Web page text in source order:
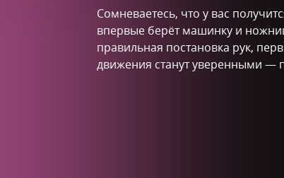
Сомневаетесь, что у вас
впервые берёт машинку и
правильная постановка рук,
движения станут уверенными —